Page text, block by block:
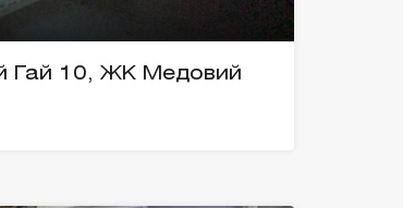
Гай 10, ЖК Медовий